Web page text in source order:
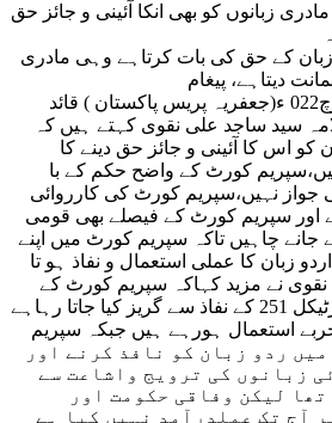
زبانوں کو بھی انکا آئینی و جائز حق
ں قومی زبان کے حق کی بات کرتاہے وہی مادری
دیتاہے، پیغام
راولپنڈی /اسلام آباد11مارچ022 ء(جعفریہ پریس پاکستان ) قائد
سید ساجد علی نقوی کہتے ہیں کہ
کو اس کا آئینی و جائز حق دینے کا
کورٹ کے واضح حکم کے با
جواز نہیں،سپریم کورٹ کی کارروائی
اور سپریم کورٹ کے فیصلے بھی قومی
جانے چاہیں تاکہ سپریم کورٹ میں اپنے
زبان کا عملی استعمال و نفاذ ہو تا
نے مزید کہاکہ سپریم کورٹ کے
حکم کے باوجود آئین کے آرٹیکل 251 کے نفاذ سے گریز کیا جاتا رہاہے
استعمال ہورہے ہیں جبکہ سپریم
میں ملک میں ردو زبان کو نافذ کرنے اور
زبانوں کی ترویج واشاعت سے
لیکن وفاقی حکومت اور
آج تک عملدرآمد نہیں کیا ہے